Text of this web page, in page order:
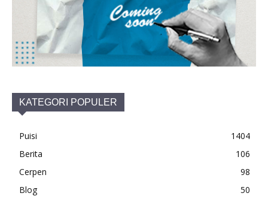
KATEGORI POPULER
Puisi
1404
Berita
106
Cerpen
98
Blog
50